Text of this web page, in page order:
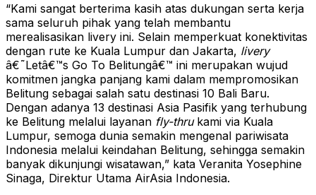
“Kami sangat berterima kasih atas dukungan serta kerja
sama seluruh pihak yang telah membantu
merealisasikan livery ini. Selain memperkuat konektivitas
dengan rute ke Kuala Lumpur dan Jakarta, livery
â€˜Letâ€™s Go To Belitungâ€™ ini merupakan wujud
komitmen jangka panjang kami dalam mempromosikan
Belitung sebagai salah satu destinasi 10 Bali Baru.
Dengan adanya 13 destinasi Asia Pasifik yang terhubung
ke Belitung melalui layanan fly-thrukami via Kuala
Lumpur, semoga dunia semakin mengenal pariwisata
Indonesia melalui keindahan Belitung, sehingga semakin
banyak dikunjungi wisatawan,” kata Veranita Yosephine
Sinaga, Direktur Utama AirAsia Indonesia.